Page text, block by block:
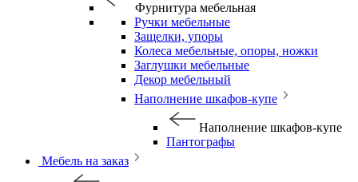
Фурнитура мебельная
Ручки мебельные
Защелки, упоры
Колеса мебельные, опоры, ножки
Заглушки мебельные
Декор мебельный
Наполнение шкафов-купе
Наполнение шкафов-купе
Пантографы
Мебель на заказ